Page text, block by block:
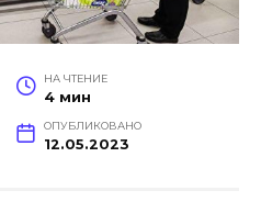
НА ЧТЕНИЕ
4 мин
ОПУБЛИКОВАНО
12.05.2023